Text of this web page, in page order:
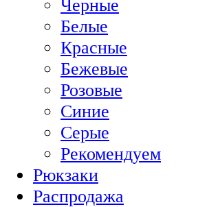
Черные
Белые
Красные
Бежевые
Розовые
Синие
Серые
Рекомендуем
Рюкзаки
Распродажа